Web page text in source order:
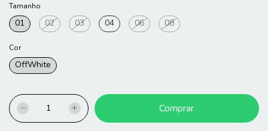
Tamanho
01 02 03 04 06 08
Cor
OffWhite